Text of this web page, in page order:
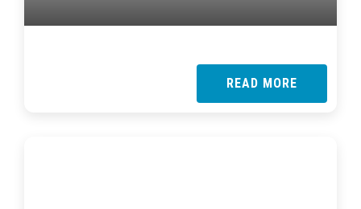
READ MORE